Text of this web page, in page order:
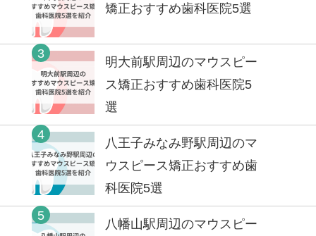
矯正おすすめ歯科医院5選
3
明大前駅周辺のマウスピー
ス矯正おすすめ歯科医院5
選
4
八王子みなみ野駅周辺のマ
ウスピース矯正おすすめ歯
科医院5選
5
八幡山駅周辺のマウスピー